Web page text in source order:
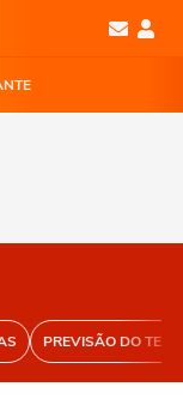
PREVISÃO DO